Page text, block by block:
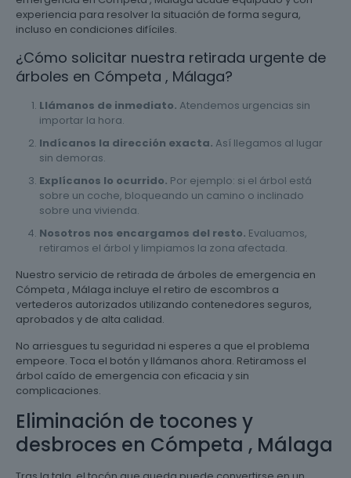
experiencia para resolver la situación de forma segura,
incluso en condiciones difíciles.
¿Cómo solicitar nuestra retirada urgente de
árboles en Cómpeta , Málaga?
Llámanos de inmediato. Atendemos urgencias sin
importar la hora.
Indícanos la dirección exacta. Así llegamos al lugar
sin demoras.
Explícanos lo ocurrido. Por ejemplo: si el árbol está
sobre un coche, bloqueando un camino o inclinado
sobre una vivienda.
Nosotros nos encargamos del resto. Evaluamos,
retiramos el árbol y limpiamos la zona afectada.
Nuestro servicio de retirada de árboles de emergencia en
Cómpeta , Málaga incluye el retiro de escombros a
vertederos autorizados utilizando contenedores seguros,
aprobados y de alta calidad.
No arriesgues tu seguridad ni esperes a que el problema
empeore. Toca el botón y llámanos ahora. Retiramoss el
árbol caído de emergencia con eficacia y sin
complicaciones.
Eliminación de tocones y
desbroces en Cómpeta , Málaga